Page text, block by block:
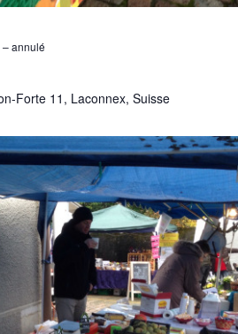
annulé
Forte 11, Laconnex, Suisse